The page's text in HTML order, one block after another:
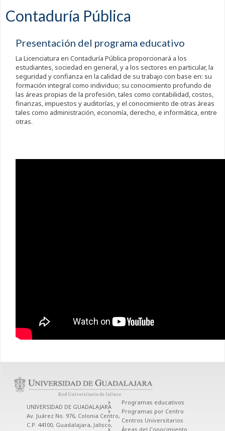
Contaduría Pública
Presentación del programa educativo
La Licenciatura en Contaduría Pública proporcionará a los
estudiantes, sociedad en general, y a los sectores en particular, la
seguridad y confianza en la calidad de su trabajo con base en: su
formación integral como individuo; su conocimiento profundo de
las áreas propias de la profesión, tales como contabilidad, costos,
finanzas, impuestos y auditorías, y el conocimiento de otras áreas
tales como administración, economía, derecho, e informática, entre
otras.
UNIVERSIDAD DE GUADALAJARA
Av. Juárez No. 976, Colonia Centro,
C.P. 44100, Guadalajara, Jalisco,
Programas educativos
Programas por Centro
Centros Universitarios
Áreas del Conocimiento